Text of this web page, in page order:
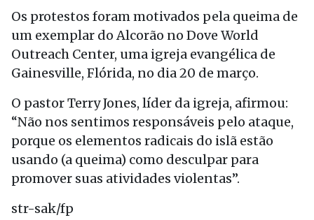
Os protestos foram motivados pela queima de
um exemplar do Alcorão no Dove World
Outreach Center, uma igreja evangélica de
Gainesville, Flórida, no dia 20 de março.
O pastor Terry Jones, líder da igreja, afirmou:
“Não nos sentimos responsáveis pelo ataque,
porque os elementos radicais do islã estão
usando (a queima) como desculpar para
promover suas atividades violentas”.
str-sak/fp